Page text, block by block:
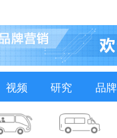
视频 研究 品牌